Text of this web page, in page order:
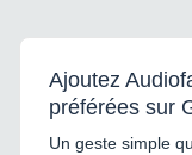
Ajoutez
préférées sur
Un geste simple